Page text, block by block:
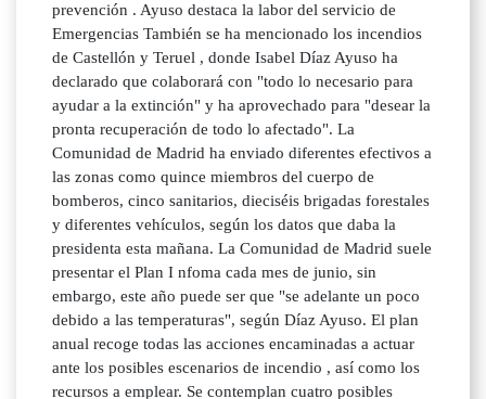
prevención . Ayuso destaca la labor del servicio de
Emergencias También se ha mencionado los incendios
de Castellón y Teruel , donde Isabel Díaz Ayuso ha
declarado que colaborará con "todo lo necesario para
ayudar a la extinción" y ha aprovechado para "desear la
pronta recuperación de todo lo afectado". La
Comunidad de Madrid ha enviado diferentes efectivos a
las zonas como quince miembros del cuerpo de
bomberos, cinco sanitarios, dieciséis brigadas forestales
y diferentes vehículos, según los datos que daba la
presidenta esta mañana. La Comunidad de Madrid suele
presentar el Plan I nfoma cada mes de junio, sin
embargo, este año puede ser que "se adelante un poco
debido a las temperaturas", según Díaz Ayuso. El plan
anual recoge todas las acciones encaminadas a actuar
ante los posibles escenarios de incendio , así como los
recursos a emplear. Se contemplan cuatro posibles